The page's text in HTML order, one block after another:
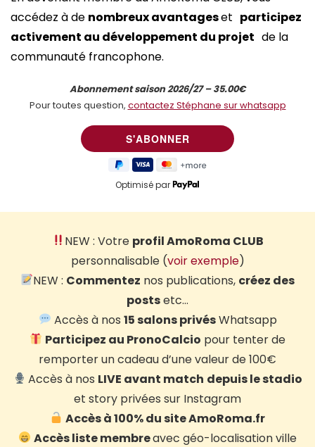
accédez à de nombreux avantageset participez
activement au développement du projet de la
communauté francophone.
Abonnement saison 2026/27 – 35.00€
Pour toutes question, contactez Stéphane sur whatsapp
Optimisé par
NEW : Votre profil AmoRoma CLUB
personnalisable (voir exemple)
NEW : Commentez nos publications, créez des
postsetc…
Accès à nos 15 salons privésWhatsapp
Participez au PronoCalcio pour tenter de
remporter un cadeau d’une valeur de 100€
Accès à nos LIVE avant match depuis le stadio
et story privées sur Instagram
Accès à 100% du site AmoRoma.fr
Accès liste membreavec géo-localisation ville